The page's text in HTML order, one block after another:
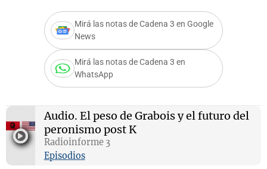
Mirá las notas de Cadena 3 en Google
News
Mirá las notas de Cadena 3 en
WhatsApp
Audio. El peso de Grabois y el futuro del
peronismo post K
Radioinforme 3
Episodios